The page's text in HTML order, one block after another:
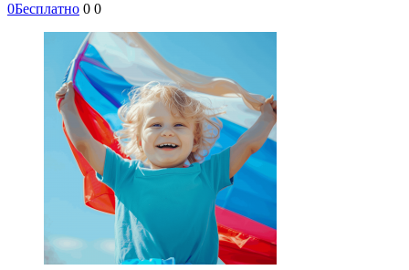
0Бесплатно 0 0